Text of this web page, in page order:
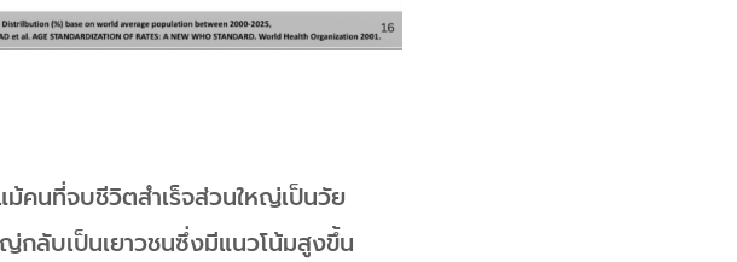
คนที่จบชีวิตสำเร็จส่วนใหญ่เป็นวัย
ลับเป็นเยาวชนซึ่งมีแนวโน้มสูงขึ้น